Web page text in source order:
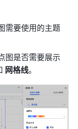
需要使用的主题
网格线。